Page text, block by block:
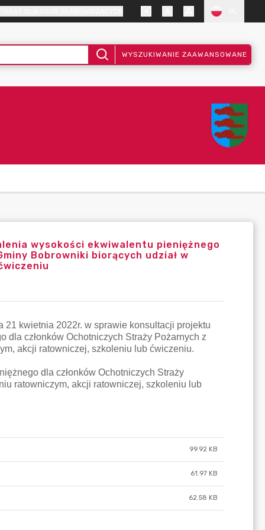
WYSZUKIWANIE ZAAWANSOWANE
wysokości ekwiwalentu pieniężnego
Bobrowniki biorących udział w
99.92 KB
61.97 KB
62.58 KB